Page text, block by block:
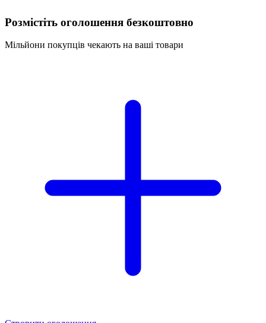
Розмістіть оголошення безкоштовно
Мільйони покупців чекають на ваші товари